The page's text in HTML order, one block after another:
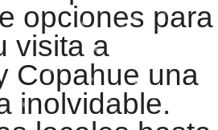
opciones para
visita a
Copahue una
inolvidable.